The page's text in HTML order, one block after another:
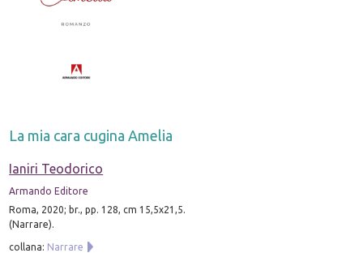
La mia cara cugina Amelia
Ianiri Teodorico
Armando Editore
Roma, 2020; br., pp. 128, cm 15,5x21,5.
(Narrare).
collana: Narrare